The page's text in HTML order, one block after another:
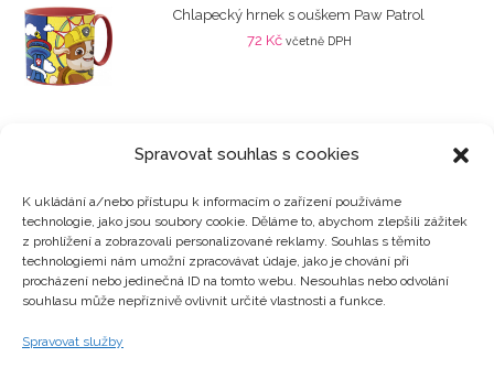
Spravovat souhlas s cookies
K ukládání a/nebo přístupu k informacím o zařízení používáme
technologie, jako jsou soubory cookie. Děláme to, abychom zlepšili zážitek
z prohlížení a zobrazovali personalizované reklamy. Souhlas s těmito
technologiemi nám umožní zpracovávat údaje, jako je chování při
procházení nebo jedinečná ID na tomto webu. Nesouhlas nebo odvolání
souhlasu může nepříznivě ovlivnit určité vlastnosti a funkce.
Spravovat služby
Chlapecký hrnek s ouškem Paw Patrol
72 Kč včetně DPH
Kategorie produktů
Zajímavosti